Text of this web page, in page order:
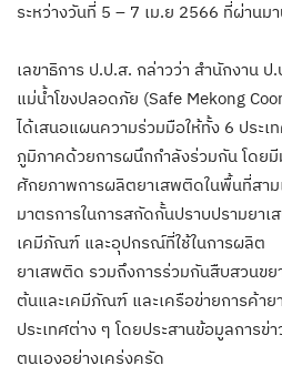
ระหว่างวันที่ 5 – 7 เม.ย 2566 ที่ผ่านม
เลขาธิการ ป.ป.ส. กล่าวว่า สำนักงาน
แม่น้ำโขงปลอดภัย (Safe Mekong
ได้เสนอแผนความร่วมมือให้ทั้ง 6 ประ
ภูมิภาคด้วยการผนึกกำลังร่วมกัน โดย
ศักยภาพการผลิตยาเสพติดในพื้นที่สาม
มาตรการในการสกัดกั้นปราบปรามยา
เคมีภัณฑ์ และอุปกรณ์ที่ใช้ในการผลิต
ยาเสพติด รวมถึงการร่วมกันสืบสวนข
ต้นและเคมีภัณฑ์ และเครือข่ายการค้าย
ประเทศต่าง ๆ โดยประสานข้อมูลการข่
ตนเองอย่างเคร่งครัด